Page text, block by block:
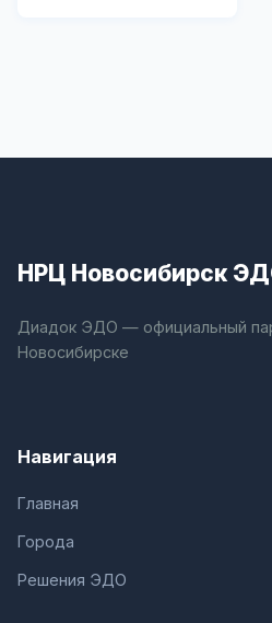
НРЦ Новосибирск
Диадок ЭДО — официальный
Новосибирске
Навигация
Главная
Города
Решения ЭДО